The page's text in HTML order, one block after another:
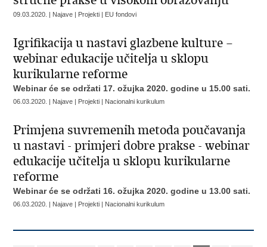
09.03.2020. | Najave | Projekti | EU fondovi
Igrifikacija u nastavi glazbene kulture –
webinar edukacije učitelja u sklopu
kurikularne reforme
Webinar će se održati 17. ožujka 2020. godine u 15.00 sati.
06.03.2020. | Najave | Projekti | Nacionalni kurikulum
Primjena suvremenih metoda poučavanja
u nastavi - primjeri dobre prakse - webinar
edukacije učitelja u sklopu kurikularne
reforme
Webinar će se održati 16. ožujka 2020. godine u 13.00 sati.
06.03.2020. | Najave | Projekti | Nacionalni kurikulum